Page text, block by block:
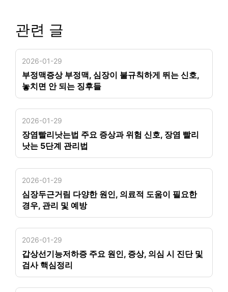
관련 글
2026-01-29
부정맥증상 부정맥, 심장이 불규칙하게 뛰는 신호,
놓치면 안 되는 징후들
2026-01-29
장염빨리낫는법 주요 증상과 위험 신호, 장염 빨리
낫는 5단계 관리법
2026-01-29
심장두근거림 다양한 원인, 의료적 도움이 필요한
경우, 관리 및 예방
2026-01-29
갑상선기능저하증 주요 원인, 증상, 의심 시 진단 및
검사 핵심정리